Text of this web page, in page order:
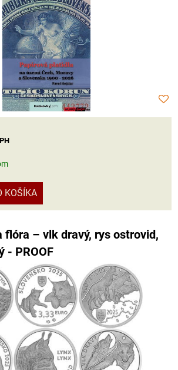
flóra – vlk dravý, rys ostrovid,
- PROOF